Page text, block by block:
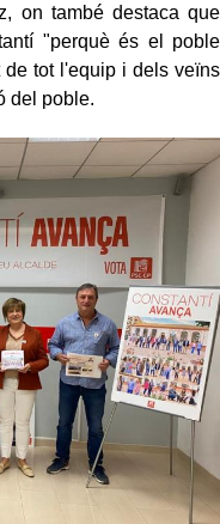
on també destaca que
"perquè és el poble
de tot l'equip i dels veïns
del poble.